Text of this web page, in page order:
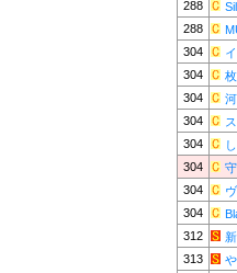
288
288
304
304
304
304
304
304
304
304
312
313